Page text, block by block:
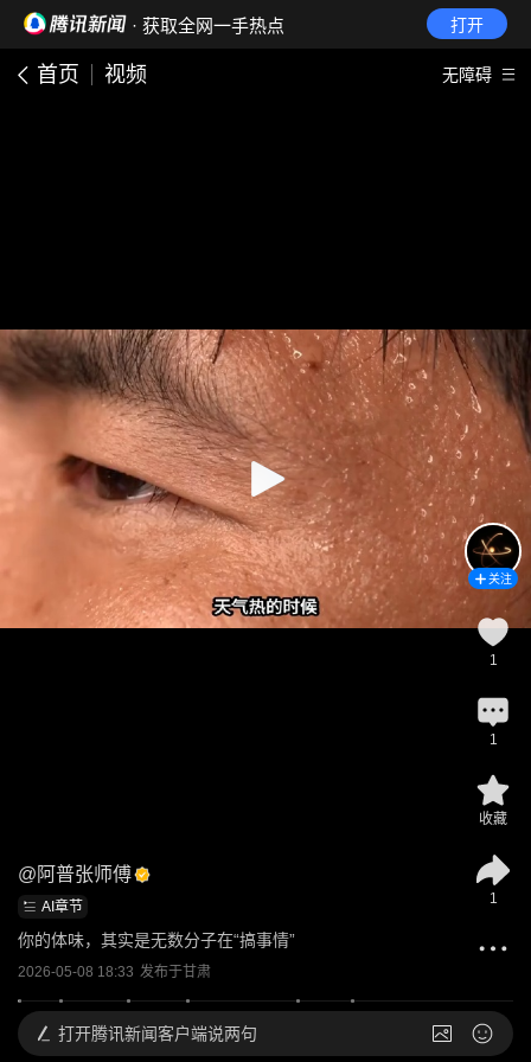
· 获取全网一手热点 打开
首页 视频 无障碍
@ 阿普张师傅
AI章节
你的体味，其实是无数分子在“搞事情”
2026-05-08 18:33 发布于甘肃
关注
1
1
收藏
1
打开腾讯新闻客户端说两句